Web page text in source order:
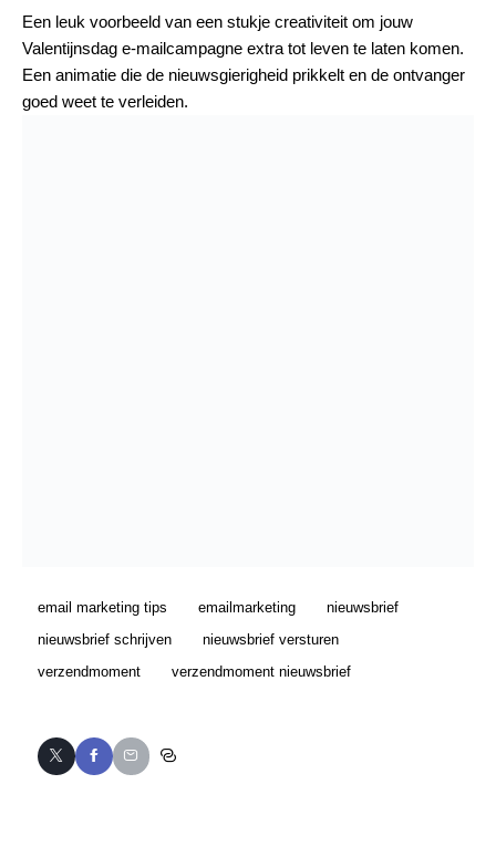
Een leuk voorbeeld van een stukje creativiteit om jouw
Valentijnsdag e-mailcampagne extra tot leven te laten komen.
Een animatie die de nieuwsgierigheid prikkelt en de ontvanger
goed weet te verleiden.
email marketing tips emailmarketing
nieuwsbrief
nieuwsbrief schrijven
nieuwsbrief versturen
verzendmoment
verzendmoment nieuwsbrief